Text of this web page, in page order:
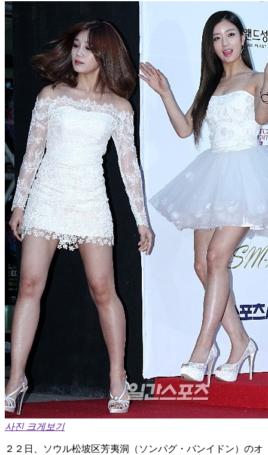
사진 크게보기
２２日、ソウル松坡区芳夷洞（ソンパグ・バンイドン）のオ